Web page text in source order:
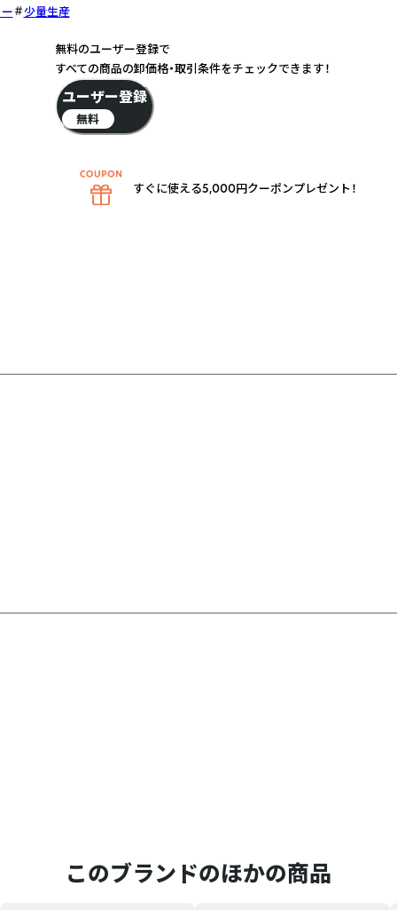
少量生産
このブランドのほかの商品
無料のユーザー登録で
すべての商品の卸価格・取引条件をチェックできます！
ユーザー登録
無料
すぐに使える5,000円クーポンプレゼント！